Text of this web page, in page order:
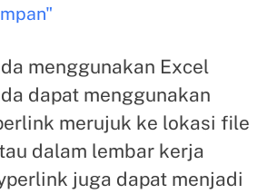
menggunakan Excel
dapat menggunakan
merujuk ke lokasi file
dalam lembar kerja
juga dapat menjadi